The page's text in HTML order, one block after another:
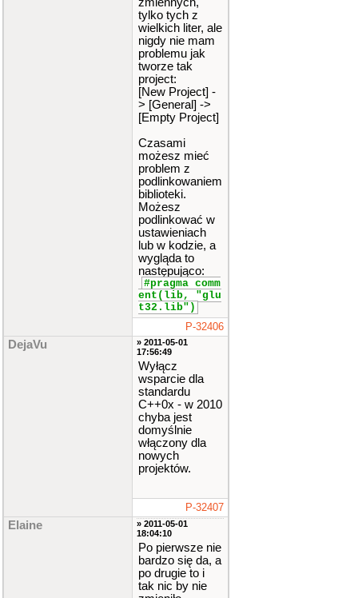
tylko tych z
wielkich liter, ale
nigdy nie mam
problemu jak
tworze tak
project:
[New Project] -
> [General] ->
[Empty Project]
Czasami
możesz mieć
problem z
podlinkowaniem
biblioteki.
Możesz
podlinkować w
ustawieniach
lub w kodzie, a
wygląda to
następująco:
#pragma comm
ent(lib, "glu
t32.lib")
P-32406
DejaVu
» 2011-05-01
17:56:49
Wyłącz
wsparcie dla
standardu
C++0x - w 2010
chyba jest
domyślnie
włączony dla
nowych
projektów.
P-32407
Elaine
» 2011-05-01
18:04:10
Po pierwsze nie
bardzo się da, a
po drugie to i
tak nic by nie